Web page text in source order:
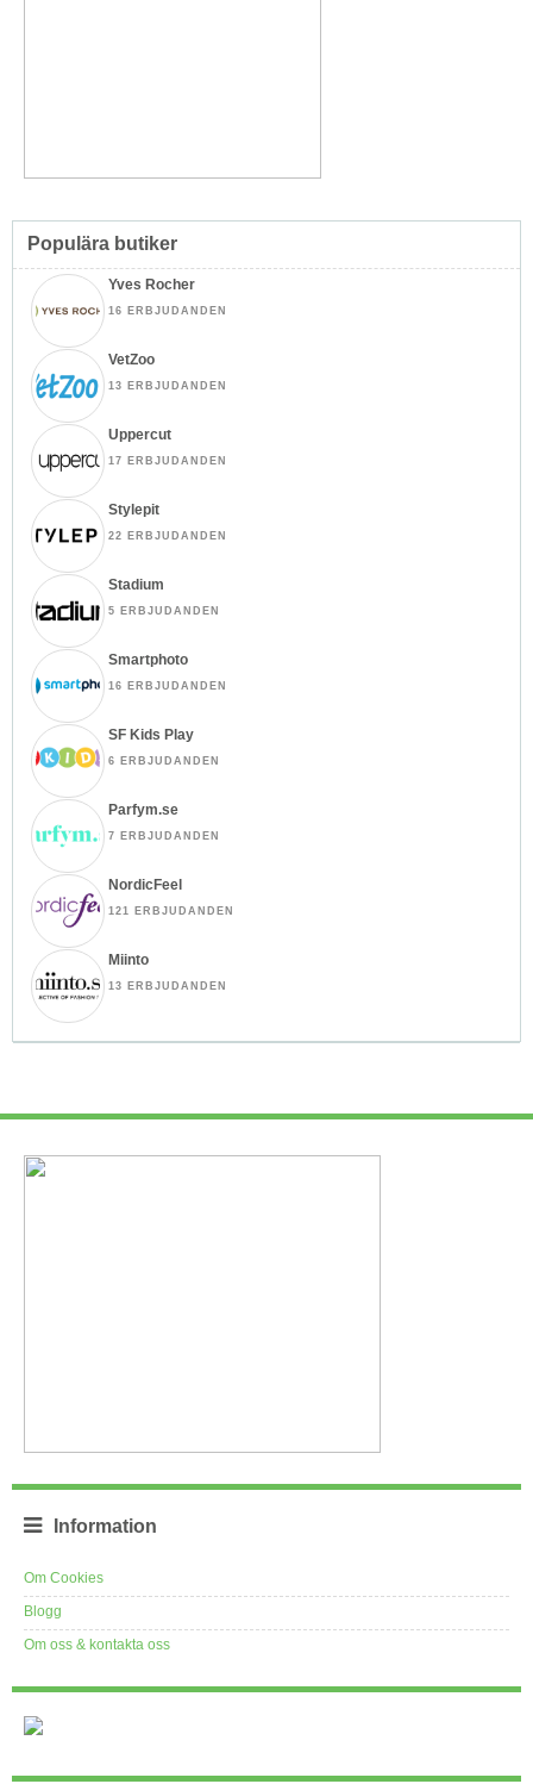
Populära butiker
Yves Rocher
16 ERBJUDANDEN
VetZoo
13 ERBJUDANDEN
Uppercut
17 ERBJUDANDEN
Stylepit
22 ERBJUDANDEN
Stadium
5 ERBJUDANDEN
Smartphoto
16 ERBJUDANDEN
SF Kids Play
6 ERBJUDANDEN
Parfym.se
7 ERBJUDANDEN
NordicFeel
121 ERBJUDANDEN
Miinto
13 ERBJUDANDEN
Information
Om Cookies
Blogg
Om oss & kontakta oss